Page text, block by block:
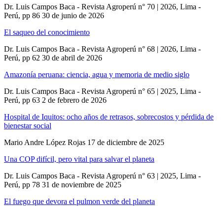
Dr. Luis Campos Baca - Revista Agroperú n° 70 | 2026, Lima -
Perú, pp 86 30 de junio de 2026
El saqueo del conocimiento
Dr. Luis Campos Baca - Revista Agroperú n° 68 | 2026, Lima -
Perú, pp 62 30 de abril de 2026
Amazonía peruana: ciencia, agua y memoria de medio siglo
Dr. Luis Campos Baca - Revista Agroperú n° 65 | 2025, Lima -
Perú, pp 63 2 de febrero de 2026
Hospital de Iquitos: ocho años de retrasos, sobrecostos y pérdida de
bienestar social
Mario Andre López Rojas 17 de diciembre de 2025
Una COP difícil, pero vital para salvar el planeta
Dr. Luis Campos Baca - Revista Agroperú n° 63 | 2025, Lima -
Perú, pp 78 31 de noviembre de 2025
El fuego que devora el pulmon verde del planeta